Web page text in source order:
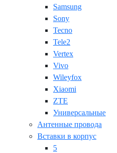
Samsung
Sony
Tecno
Tele2
Vertex
Vivo
Wileyfox
Xiaomi
ZTE
Универсальные
Антенные провода
Вставки в корпус
5